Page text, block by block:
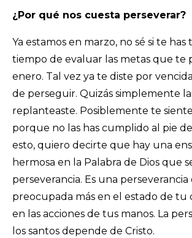
¿Por qué nos cuesta perseverar?
Ya estamos en marzo, no sé si te has
tiempo de evaluar las metas que te
enero. Tal vez ya te diste por
de perseguir. Quizás simplemente
replanteaste. Posiblemente te
porque no las has cumplido al pie
esto, quiero decirte que hay una
hermosa en la Palabra de Dios que
perseverancia. Es una perseverancia
preocupada más en el estado de tu
en las acciones de tus manos. La
los santos depende de Cristo.